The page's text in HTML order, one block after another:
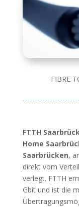
FIBRE
FTTH
Home
Saarbrücken,
direkt vom
verlegt. FTTH
Gbit und ist die